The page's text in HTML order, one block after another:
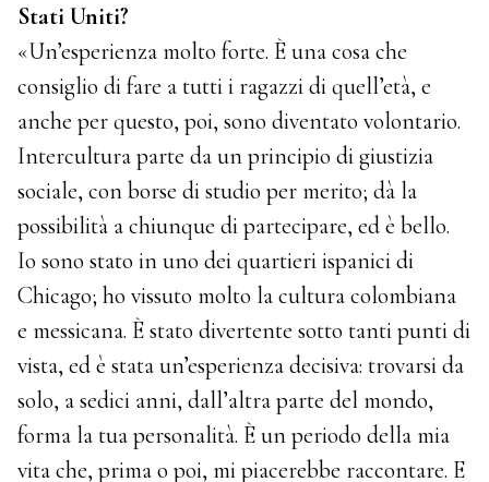
Stati Uniti?
«Un’esperienza molto forte. È una cosa che
consiglio di fare a tutti i ragazzi di quell’età, e
anche per questo, poi, sono diventato volontario.
Intercultura parte da un principio di giustizia
sociale, con borse di studio per merito; dà la
possibilità a chiunque di partecipare, ed è bello.
Io sono stato in uno dei quartieri ispanici di
Chicago; ho vissuto molto la cultura colombiana
e messicana. È stato divertente sotto tanti punti di
vista, ed è stata un’esperienza decisiva: trovarsi da
solo, a sedici anni, dall’altra parte del mondo,
forma la tua personalità. È un periodo della mia
vita che, prima o poi, mi piacerebbe raccontare. E